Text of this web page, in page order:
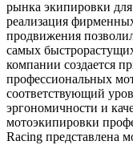
рынка экипировки
реализация
продвижения
самых
компании создается
профессиональных
соответствующий
эргономичности и
мотоэкипировки
Racing представлена